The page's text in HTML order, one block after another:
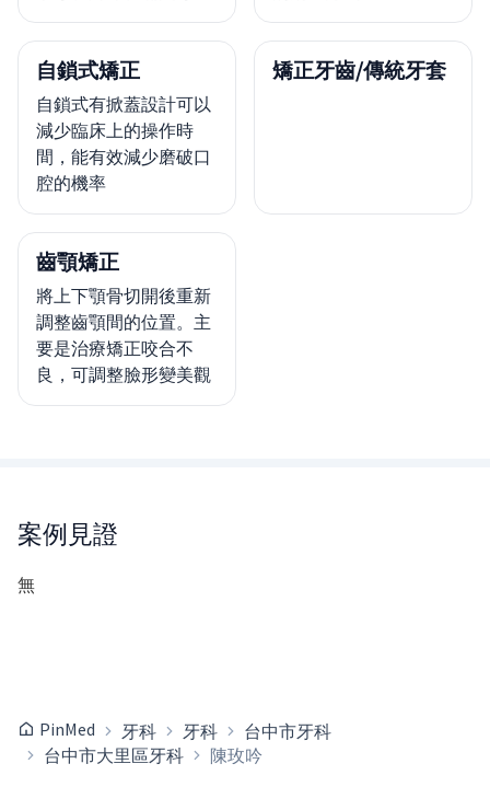
自鎖式矯正
自鎖式有掀蓋設計可以
減少臨床上的操作時
間，能有效減少磨破口
腔的機率
矯正牙齒/傳統牙套
齒顎矯正
將上下顎骨切開後重新
調整齒顎間的位置。主
要是治療矯正咬合不
良，可調整臉形變美觀
案例見證
無
PinMed 牙科 牙科
台中市牙科
台中市大里區牙科
陳玫吟